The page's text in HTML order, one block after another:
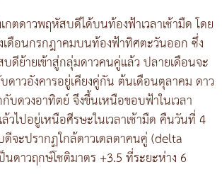
กตดาวพฤหัสบดีได้บนท้องฟ้าเวลาเช้ามืด โดย
เดือนกรกฎาคมบนท้องฟ้าทิศตะวันออก ซึ่ง
ดีย้ายเข้าสู่กลุ่มดาวคนคู่แล้ว ปลายเดือนจะ
าวอังคารอยู่เคียงคู่กัน ต้นเดือนตุลาคม ดาว
ดวงอาทิตย์ จึงขึ้นเหนือขอบฟ้าในเวลา
ไปอยู่เหนือศีรษะในเวลาเช้ามืด คืนวันที่ 4
จะปรากฏใกล้ดาวเดลตาคนคู่ (delta
ดาวฤกษ์โชติมาตร +3.5 ที่ระยะห่าง 6